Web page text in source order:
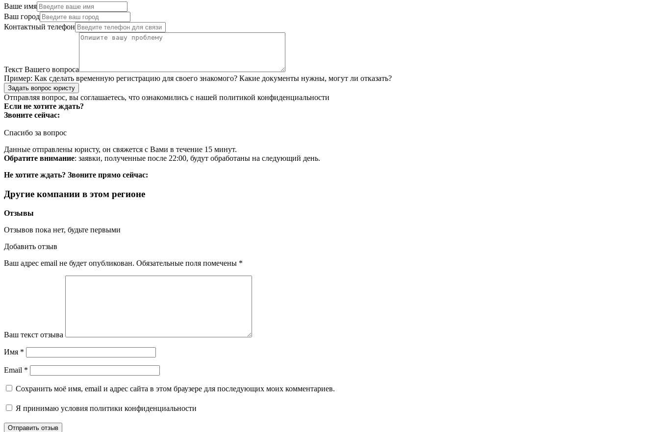
Ваше имя
Ваш город
Контактный телефон
Текст Вашего вопроса
Пример: Как сделать временную регистрацию для своего знакомого? Какие документы нужны, могут ли отказать?
Задать вопрос юристу
Отправляя вопрос, вы соглашаетесь, что ознакомились с нашей политикой конфиденциальности
Если не хотите ждать?
Звоните сейчас:
Спасибо за вопрос
Данные отправлены юристу, он свяжется с Вами в течение 15 минут.
Обратите внимание: заявки, полученные после 22:00, будут обработаны на следующий день.
Не хотите ждать? Звоните прямо сейчас:
Другие компании в этом регионе
Отзывы
Отзывов пока нет, будьте первыми
Добавить отзыв
Ваш адрес email не будет опубликован. Обязательные поля помечены *
Ваш текст отзыва
Имя *
Email *
Сохранить моё имя, email и адрес сайта в этом браузере для последующих моих комментариев.
Я принимаю условия политики конфиденциальности